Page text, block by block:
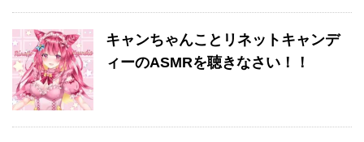
キャンちゃんことリネットキャンデ
ィーのASMRを聴きなさい！！